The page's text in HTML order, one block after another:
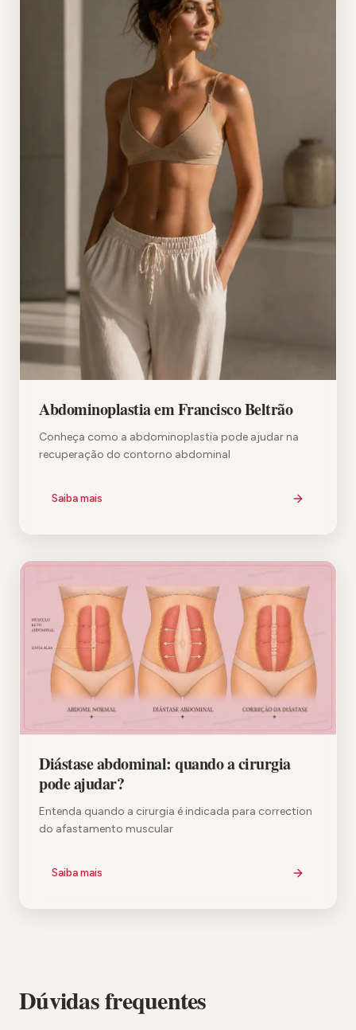
Abdominoplastia em Francisco Beltrão
Conheça como a abdominoplastia pode ajudar na
recuperação do contorno abdominal
Saiba mais
Diástase abdominal: quando a cirurgia
pode ajudar?
Entenda quando a cirurgia é indicada para correction
do afastamento muscular
Saiba mais
Dúvidas frequentes